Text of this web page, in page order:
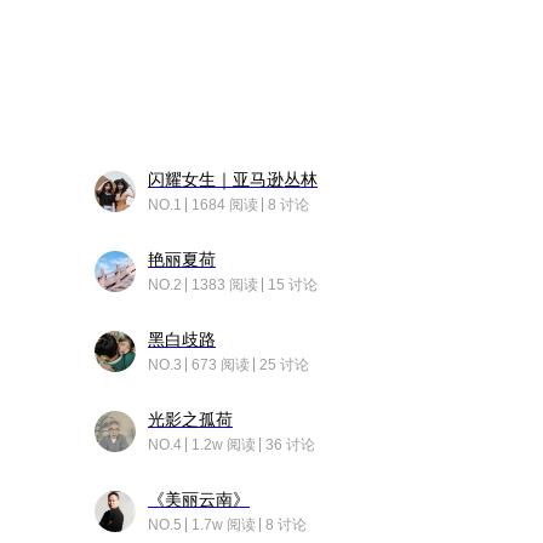
闪耀女生｜亚马逊丛林
NO.1 1684 阅读 8 讨论
艳丽夏荷
NO.2 1383 阅读 15 讨论
黑白歧路
NO.3 673 阅读 25 讨论
光影之孤荷
NO.4 1.2w 阅读 36 讨论
《美丽云南》
NO.5 1.7w 阅读 8 讨论